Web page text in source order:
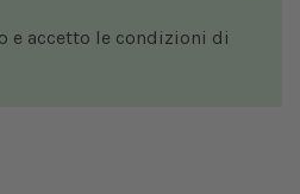
e accetto le condizioni di